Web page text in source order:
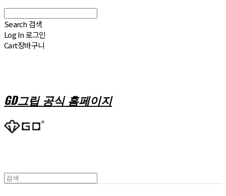
Search 검색
Log In로그인
Cart장바구니
GD그립 공식 홈페이지